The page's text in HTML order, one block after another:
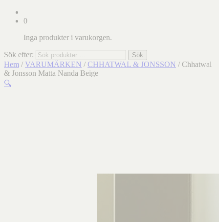
0
Inga produkter i varukorgen.
Sök efter: Sök
Hem / VARUMÄRKEN / CHHATWAL & JONSSON / Chhatwal
& Jonsson Matta Nanda Beige
🔍